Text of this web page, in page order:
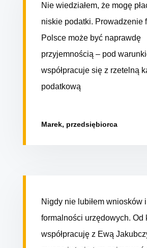
Nie wiedziałem, że mogę
niskie podatki. Prowadzenie
Polsce może być naprawdę
przyjemnością – pod
współpracuje się z rzetelną
podatkową
Marek, przedsiębiorca
Nigdy nie lubiłem wniosków
formalności urzędowych. Od
współpracuję z Ewą